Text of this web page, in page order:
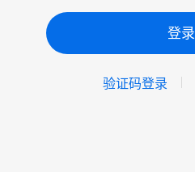
登录
验证码登录